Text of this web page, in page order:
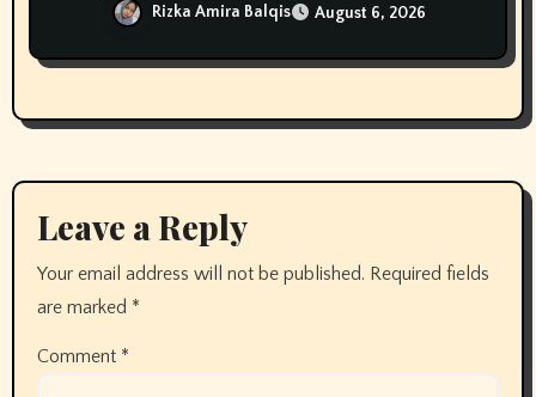
Rizka Amira Balqis August 6, 2026
Leave a Reply
Your email address will not be published. Required fields
are marked *
Comment *